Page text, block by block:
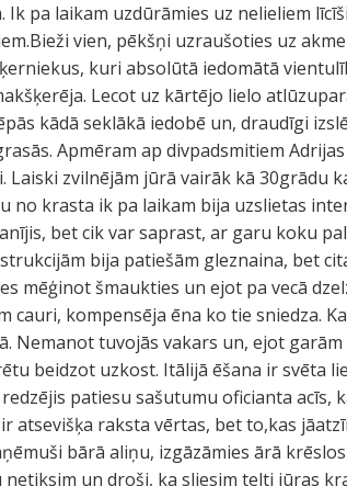
pa laikam uzdūrāmies uz nelieliem
vien, pēkšņi uzraušoties uz
kuri absolūtā iedomātā
Lecot uz kārtējo lielo
kādā seklākā iedobē un, draudīgi
Apmēram ap divpadsmitiem
zvilnējām jūrā vairāk kā 30grādu
no krasta ik pa laikam bija uzslietas
bet cik var saprast, ar garu koku
bija patiešām gleznaina, bet
mēģinot šmaukties un ejot pa vecā
cauri, kompensēja ēna ko tie sniedza.
Nemanot tuvojās vakars un, ejot
beidzot uzkost. Itālijā ēšana ir svēta
patiesu sašutumu oficianta acīs,
atsevišķa raksta vērtas, bet to,kas
bārā aliņu, izgāzāmies ārā
un droši, ka sliesim telti jūras